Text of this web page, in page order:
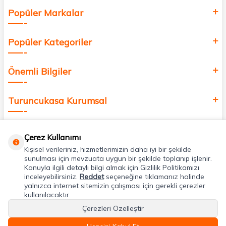
Popüler Markalar
Popüler Kategoriler
Önemli Bilgiler
Turuncukasa Kurumsal
Uygulamalarımız
Adres & İletişim
Çerez Kullanımı
Kişisel verileriniz, hizmetlerimizin daha iyi bir şekilde
sunulması için mevzuata uygun bir şekilde toplanıp işlenir.
Konuyla ilgili detaylı bilgi almak için Gizlilik Politikamızı
inceleyebilirsiniz. Reddetseçeneğine tıklamanız halinde
yalnızca internet sitemizin çalışması için gerekli çerezler
kullanılacaktır.
Çerezleri Özelleştir